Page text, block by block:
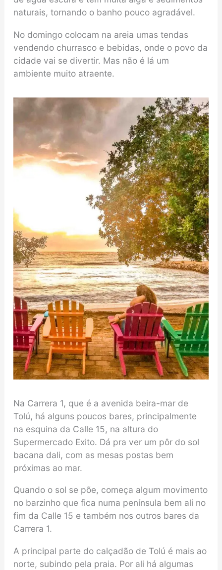
naturais, tornando o banho pouco agradável.
No domingo colocam na areia umas tendas
vendendo churrasco e bebidas, onde o povo da
cidade vai se divertir. Mas não é lá um
ambiente muito atraente.
Na Carrera 1, que é a avenida beira-mar de
Tolú, há alguns poucos bares, principalmente
na esquina da Calle 15, na altura do
Supermercado Exito. Dá pra ver um pôr do sol
bacana dali, com as mesas postas bem
próximas ao mar.
Quando o sol se põe, começa algum movimento
no barzinho que fica numa península bem ali no
fim da Calle 15 e também nos outros bares da
Carrera 1.
A principal parte do calçadão de Tolú é mais ao
norte, subindo pela praia. Por ali há algumas